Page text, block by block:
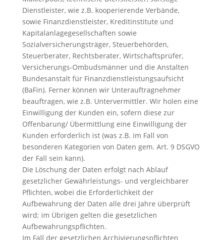
Dienstleister, wie z.B. kooperierende Verbände,
sowie Finanzdienstleister, Kreditinstitute und
Kapitalanlagegesellschaften sowie
Sozialversicherungsträger, Steuerbehörden,
Steuerberater, Rechtsberater, Wirtschaftsprüfer,
Versicherungs-Ombudsmänner und die Anstalten
Bundesanstalt für Finanzdienstleistungsaufsicht
(BaFin). Ferner können wir Unterauftragnehmer
beauftragen, wie z.B. Untervermittler. Wir holen eine
Einwilligung der Kunden ein, sofern diese zur
Offenbarung/ Übermittlung eine Einwilligung der
Kunden erforderlich ist (was z.B. im Fall von
besonderen Kategorien von Daten gem. Art. 9 DSGVO
der Fall sein kann).
Die Löschung der Daten erfolgt nach Ablauf
gesetzlicher Gewährleistungs- und vergleichbarer
Pflichten, wobei die Erforderlichkeit der
Aufbewahrung der Daten alle drei Jahre überprüft
wird; im Übrigen gelten die gesetzlichen
Aufbewahrungspflichten.
Im Fall der gesetzlichen Archivierungspflichten